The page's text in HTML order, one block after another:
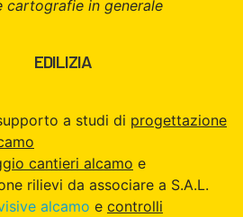
cartografie in generale
EDILIZIA
a studi di progettazione
cantieri alcamo e
rilievi da associare a S.A.L.
alcamo e controlli